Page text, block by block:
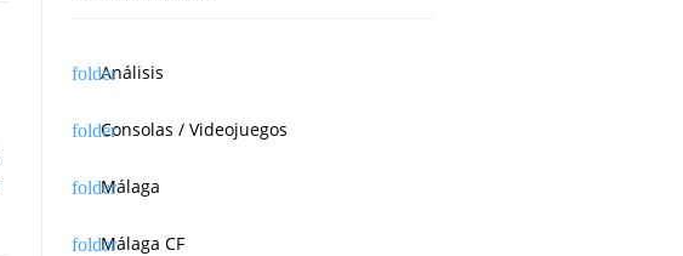
Análisis
Consolas / Videojuegos
Málaga
Málaga CF